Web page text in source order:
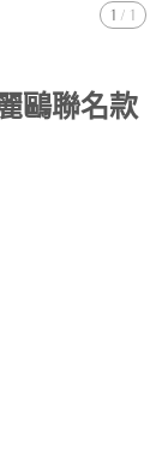
1 / 1
鷗聯名款